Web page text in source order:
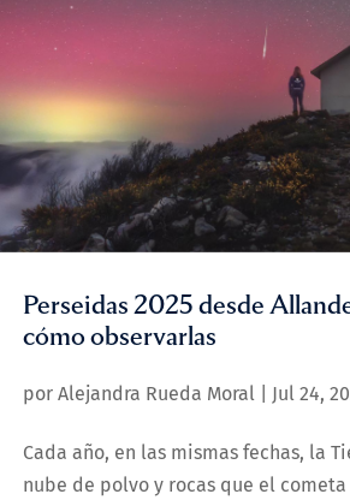
Perseidas 2025 desde
cómo observarlas
por Alejandra Rueda Moral Jul 24,
Cada año, en las mismas fechas, la
nube de polvo y rocas que el